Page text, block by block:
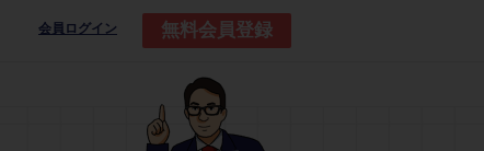
会員ログイン 無料会員登録